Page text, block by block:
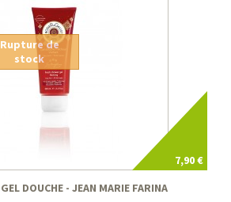
7,90 €
Rupture de
stock
GEL DOUCHE - JEAN MARIE FARINA